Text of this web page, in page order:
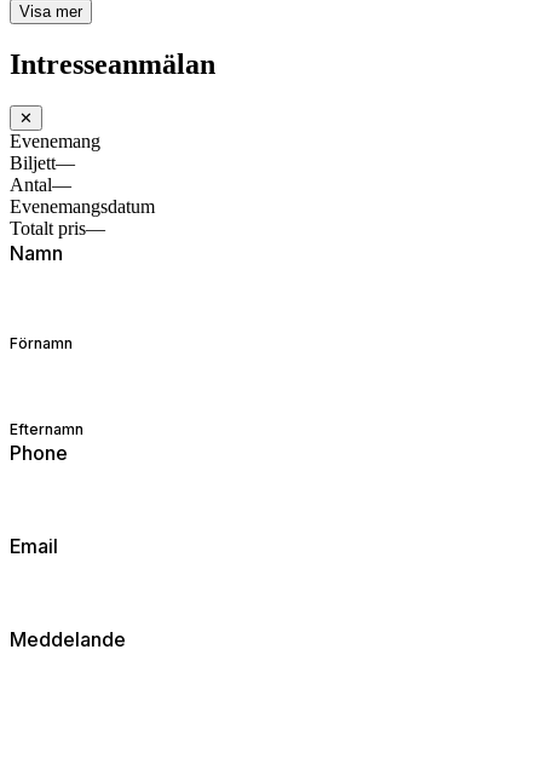
Visa mer
Intresseanmälan
✕
Evenemang
Biljett—
Antal—
Evenemangsdatum
Totalt pris—
Namn
Förnamn
Efternamn
Phone
Email
Meddelande